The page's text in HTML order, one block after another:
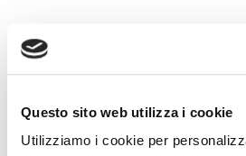
Questo sito web utilizza i cookie
Utilizziamo i cookie per